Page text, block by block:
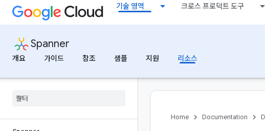
기술 영역 크로스 프로덕트 도구
Spanner
개요
가이드 참조 샘플 지원 리소스
Home Documentation